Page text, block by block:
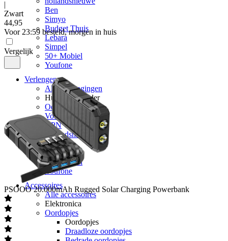
Ben
Simyo
Budget Thuis
Lebara
Simpel
50+ Mobiel
Youfone
Verlengen
Alle verlengingen
Huidige provider
Odido
Vodafone
KPN
hollandsnieuwe
Ben
Lebara
50+ Mobiel
Youfone
Accessoires
Alle accessoires
Elektronica
Oordopjes
Oordopjes
Draadloze oordopjes
|
Zwart
44,95
Voor 23:59 besteld, morgen in huis
Vergelijk
PSOOO 20.000mAh Rugged Solar Charging Powerbank